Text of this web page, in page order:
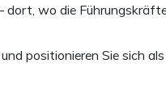
dort, wo die
positionieren Sie sich